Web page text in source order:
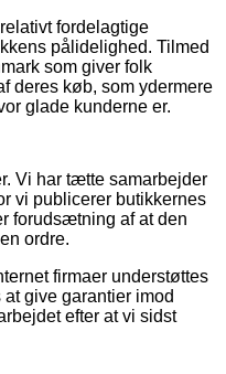
fordelagtige
pålidelighed. Tilmed
som giver folk
deres køb, som ydermere
glade kunderne er.
Vi har tætte samarbejder
vi publicerer butikkernes
forudsætning af at den
ordre.
firmaer understøttes
give garantier imod
efter at vi sidst